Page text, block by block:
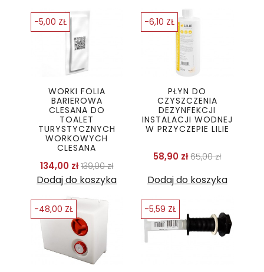
WORKI FOLIA
BARIEROWA
CLESANA DO
TOALET
TURYSTYCZNYCH
WORKOWYCH
CLESANA
134,00 złCena podstawowa
139,00 złCena
Dodaj do koszyka
-5,00 ZŁ
PŁYN DO
CZYSZCZENIA
DEZYNFEKCJI
INSTALACJI WODNEJ
W PRZYCZEPIE LILIE
58,90 złCena
65,00 złCena
Dodaj do koszyka
-6,10 ZŁ
-48,00 ZŁ -5,59 ZŁ